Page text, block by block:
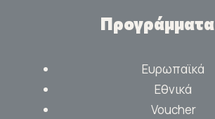
Προγράμματα
Ευρωπαϊκά
Εθνικά
Voucher